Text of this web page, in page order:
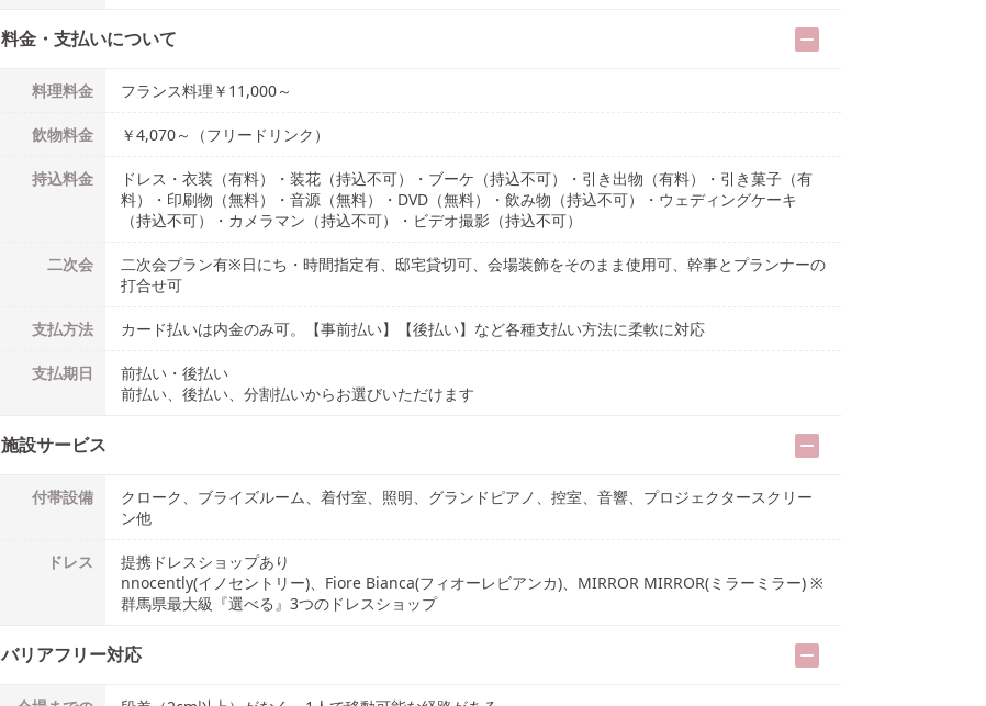
料金・支払いについて
料理料金 フランス料理￥11,000～
飲物料金 ￥4,070～（フリードリンク）
持込料金
ドレス・衣装（有料）・装花（持込不可）・ブーケ（持込不可）・引き出物（有料）・引き菓子（有
料）・印刷物（無料）・音源（無料）・DVD（無料）・飲み物（持込不可）・ウェディングケーキ
（持込不可）・カメラマン（持込不可）・ビデオ撮影（持込不可）
二次会
二次会プラン有※日にち・時間指定有、邸宅貸切可、会場装飾をそのまま使用可、幹事とプランナーの
打合せ可
支払方法 カード払いは内金のみ可。【事前払い】【後払い】など各種支払い方法に柔軟に対応
支払期日
前払い・後払い
前払い、後払い、分割払いからお選びいただけます
施設サービス
付帯設備
クローク、ブライズルーム、着付室、照明、グランドピアノ、控室、音響、プロジェクタースクリー
ン他
ドレス 提携ドレスショップあり
nnocently(イノセントリー)、Fiore Bianca(フィオーレビアンカ)、MIRROR MIRROR(ミラーミラー) ※
群馬県最大級『選べる』3つのドレスショップ
バリアフリー対応